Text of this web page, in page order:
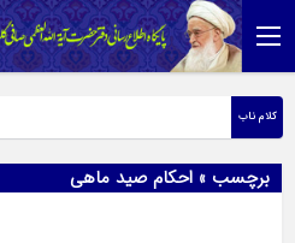
کلام ناب
برچسب » احکام صید ماهی